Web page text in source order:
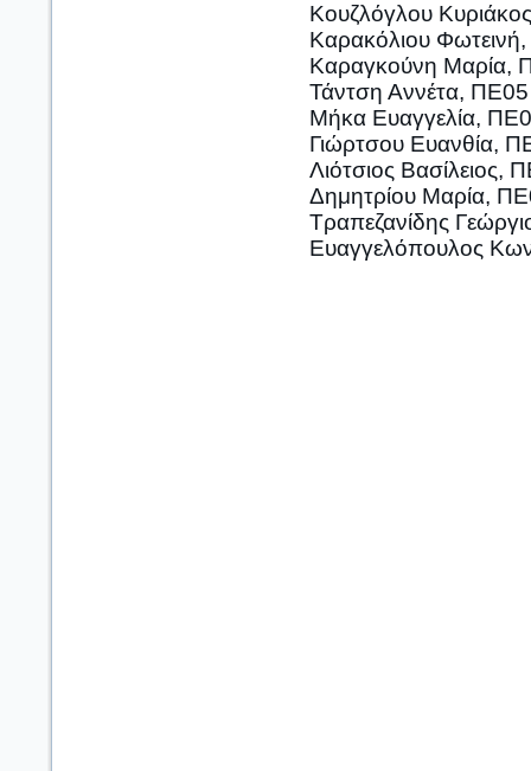
Κουζλόγλου
Καρακόλιου
Καραγκούνη Μαρία,
Τάντση Αννέτα, ΠΕ05
Μήκα Ευαγγελία,
Γιώρτσου Ευανθία,
Λιότσιος Βασίλειος,
Δημητρίου Μαρία,
Τραπεζανίδης
Ευαγγελόπουλος